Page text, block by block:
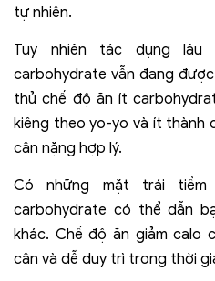
tự nhiên.
Tuy nhiên tác dụng
carbohydrate vẫn đang
thủ chế độ ăn ít
kiêng theo yo-yo và ít thành
cân nặng hợp lý.
Có những mặt trái
carbohydrate có thể dẫn
khác. Chế độ ăn giảm calo
cân và dễ duy trì trong thời